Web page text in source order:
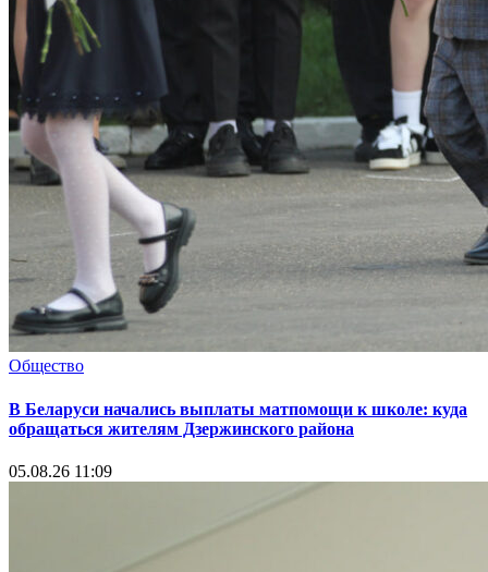
Общество
В Беларуси начались выплаты матпомощи к школе: куда
обращаться жителям Дзержинского района
05.08.26 11:09